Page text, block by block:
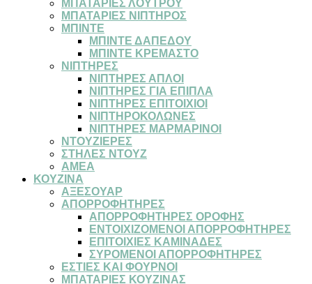
ΜΠΑΤΑΡΙΕΣ ΛΟΥΤΡΟΥ
ΜΠΑΤΑΡΙΕΣ ΝΙΠΤΗΡΟΣ
ΜΠΙΝΤΕ
ΜΠΙΝΤΕ ΔΑΠΕΔΟΥ
ΜΠΙΝΤΕ ΚΡΕΜΑΣΤΟ
ΝΙΠΤΗΡΕΣ
ΝΙΠΤΗΡΕΣ ΑΠΛΟΙ
ΝΙΠΤΗΡΕΣ ΓΙΑ ΕΠΙΠΛΑ
ΝΙΠΤΗΡΕΣ ΕΠΙΤΟΙΧΙΟΙ
ΝΙΠΤΗΡΟΚΟΛΩΝΕΣ
ΝΙΠΤΗΡΕΣ ΜΑΡΜΑΡΙΝΟΙ
ΝΤΟΥΖΙΕΡΕΣ
ΣΤΗΛΕΣ ΝΤΟΥΖ
ΑΜΕΑ
ΚΟΥΖΙΝΑ
ΑΞΕΣΟΥΑΡ
ΑΠΟΡΡΟΦΗΤΗΡΕΣ
ΑΠΟΡΡΟΦΗΤΗΡΕΣ ΟΡΟΦΗΣ
ΕΝΤΟΙΧΙΖΟΜΕΝΟΙ ΑΠΟΡΡΟΦΗΤΗΡΕΣ
ΕΠΙΤΟΙΧΙΕΣ ΚΑΜΙΝΑΔΕΣ
ΣΥΡΟΜΕΝΟΙ ΑΠΟΡΡΟΦΗΤΗΡΕΣ
ΕΣΤΙΕΣ ΚΑΙ ΦΟΥΡΝΟΙ
ΜΠΑΤΑΡΙΕΣ ΚΟΥΖΙΝΑΣ